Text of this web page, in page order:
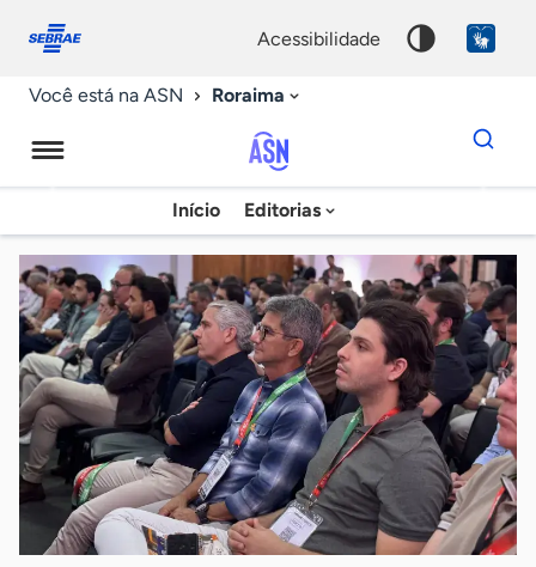
conosco
acessibilidade
Você está na ASN Roraima
Agência
Sebrae
de
Notícias
Início Editorias
Dados
para
chave